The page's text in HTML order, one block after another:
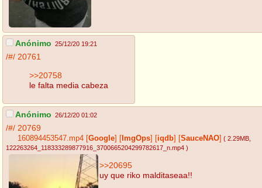
Anónimo 25/12/20 19:21
/#/ 20761
>>20758
le falta media cabeza
Anónimo 26/12/20 01:02
/#/ 20769
160894453547.mp4 Google ImgOps iqdb SauceNAO ( 2.29MB
122263264_118333289877916_3700665204299782617_n.mp4 )
>>20695
uy que riko malditaseaa!!